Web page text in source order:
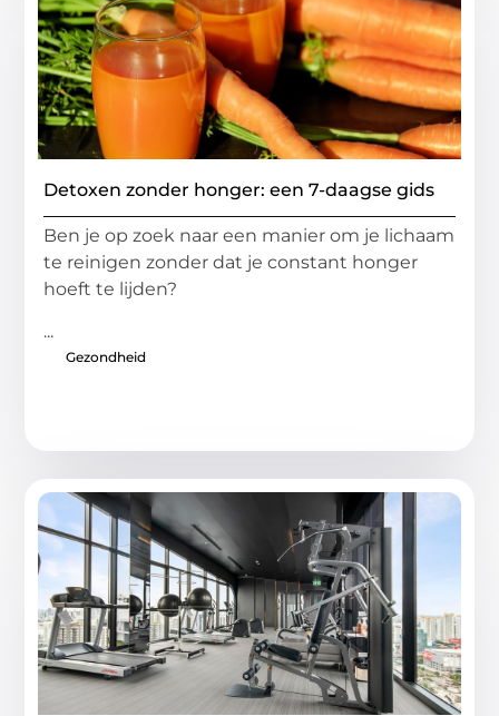
Detoxen zonder honger: een 7-daagse gids
Ben je op zoek naar een manier om je lichaam
te reinigen zonder dat je constant honger
hoeft te lijden?
...
Gezondheid